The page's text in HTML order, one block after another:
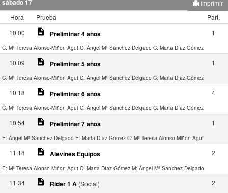
sábado 17
Imprimir
Hora
Prueba
Part.
10:00
description Preliminar 4 años 1
C: Mª Teresa Alonso-Miñon Agut C: Ángel Mª Sánchez Delgado C: Marta Díaz Gómez
10:09 description Preliminar 5 años 1
C: Mª Teresa Alonso-Miñon Agut C: Ángel Mª Sánchez Delgado C: Marta Díaz Gómez
10:18 description Preliminar 6 años 4
C: Mª Teresa Alonso-Miñon Agut C: Ángel Mª Sánchez Delgado C: Marta Díaz Gómez
10:54 description Preliminar 7 años 1
E: Ángel Mª Sánchez Delgado E: Marta Díaz Gómez C: Mª Teresa Alonso-Miñon Agut
11:18 description Alevines Equipos 2
E: Mª Teresa Alonso-Miñon Agut C: Marta Díaz Gómez M: Ángel Mª Sánchez Delgado
11:34 description Rider 1 A (Social) 2